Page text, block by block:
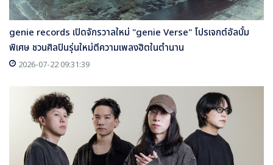
genie records เปิดจักรวาลใหม่ "genie Verse" โปรเจกต์อัลบั้ม
พิเศษ ชวนศิลปินรุ่นใหม่ตีความเพลงฮิตในตำนาน
2026-07-22 09:31:39